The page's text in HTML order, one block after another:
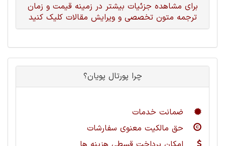
برای مشاهده جزئیات بیشتر در زمینه قیمت و زمان
ترجمه متون تخصصی و ویرایش مقالات کلیک کنید
چرا پورتال پویان؟
ضمانت خدمات
حق مالکیت معنوی سفارشات